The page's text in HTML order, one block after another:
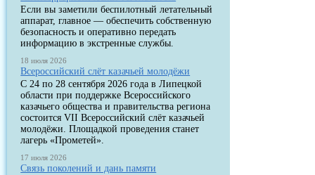
Если вы заметили беспилотный летательный
аппарат, главное — обеспечить собственную
безопасность и оперативно передать
информацию в экстренные службы.
18 июля 2026
Всероссийский слёт казачьей молодёжи
С 24 по 28 сентября 2026 года в Липецкой
области при поддержке Всероссийского
казачьего общества и правительства региона
состоится VII Всероссийский слёт казачьей
молодёжи. Площадкой проведения станет
лагерь «Прометей».
17 июля 2026
Связь поколений и дань памяти